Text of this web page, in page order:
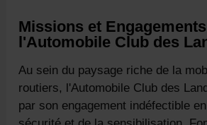
Missions et
l'Automobile Club des
Au sein du paysage riche de la
routiers, l'Automobile Club des
par son engagement indéfectible